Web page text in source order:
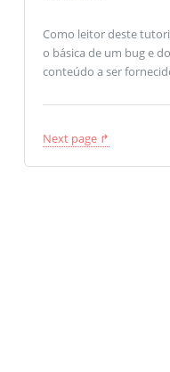
Como leitor deste
o básica de um bug e
conteúdo a ser
Next page ↱